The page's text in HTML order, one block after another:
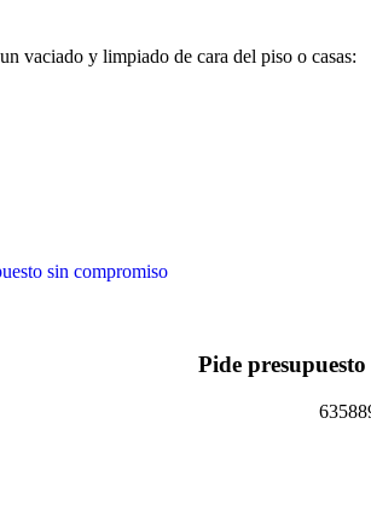
vaciado y limpiado de cara del piso o casas:
sin compromiso
Pide